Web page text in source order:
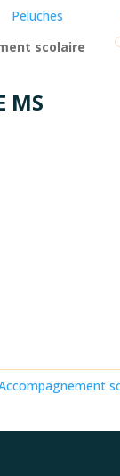
Peluches
scolaire
MS